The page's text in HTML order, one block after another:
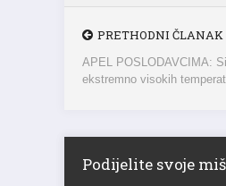
PRETHODNI ČLANAK
APEL POSLODAVCIMA:
ekstremno visokih
Podijelite svoje